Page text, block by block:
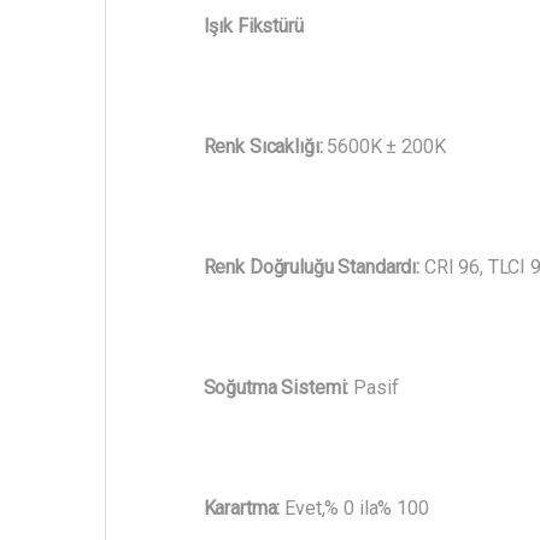
Işık Fikstürü
Renk Sıcaklığı:5600K ± 200K
Renk Doğruluğu Standardı: CRI 96, TLCI
Soğutma Sistemi: Pasif
Karartma: Evet,% 0 ila% 100